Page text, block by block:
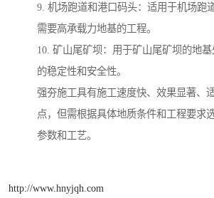
9. 机场跑道和港口码头：适用于机场跑
需要高承载力地基的工程。
10. 矿山尾矿坝：用于矿山尾矿坝的地
的稳定性和安全性。
强夯施工具有施工速度快、效果显著、
点，但需根据具体地质条件和工程要求
参数和工艺。
http://www.hnyjqh.com